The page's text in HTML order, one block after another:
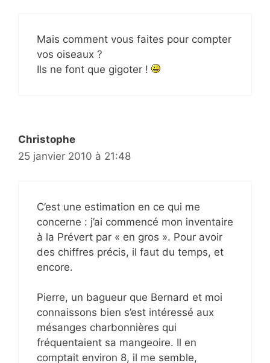
Mais comment vous faites pour compter
vos oiseaux ?
Ils ne font que gigoter !
Christophe
25 janvier 2010 à 21:48
C’est une estimation en ce qui me
concerne : j’ai commencé mon inventaire
à la Prévert par « en gros ». Pour avoir
des chiffres précis, il faut du temps, et
encore.
Pierre, un bagueur que Bernard et moi
connaissons bien s’est intéressé aux
mésanges charbonnières qui
fréquentaient sa mangeoire. Il en
comptait environ 8, il me semble,